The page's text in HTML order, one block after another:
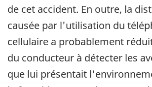
de cet accident. En outre, la
causée par l'utilisation du
cellulaire a probablement
du conducteur à détecter les
que lui présentait